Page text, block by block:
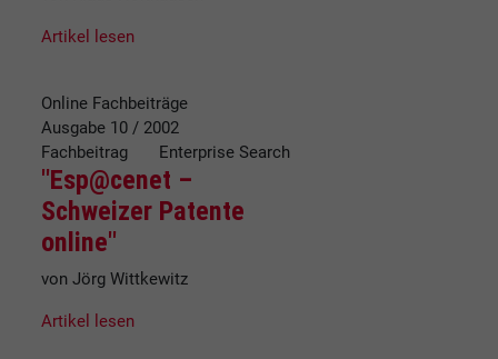
Artikel lesen
Online Fachbeiträge
Ausgabe 10 / 2002
Fachbeitrag Enterprise Search
"Esp@cenet –
Schweizer Patente
online"
von Jörg Wittkewitz
Artikel lesen